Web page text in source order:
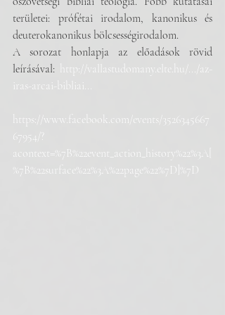
területei: prófétai irodalom, kanonikus és
deuterokanonikus bölcsességirodalom.
A sorozat honlapja az előadások rövid
leírásával: http://vallastudomany.elte.hu/.../az-
iras-arcai-bibliai...
https://www.facebook.com/events/3526345667
67954/?
acontext=%7B%22event_action_history%22%3A[
%7B%22surface%22%3A%22page%22%7D]%7D